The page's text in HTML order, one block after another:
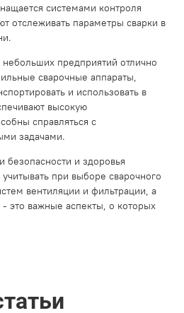
системами контроля
отслеживать параметры сварки в
предприятий отлично
сварочные аппараты,
и использовать в
высокую
справляться с
задачами.
и здоровья
при выборе сварочного
вентиляции и фильтрации, а
это важные аспекты, о которых